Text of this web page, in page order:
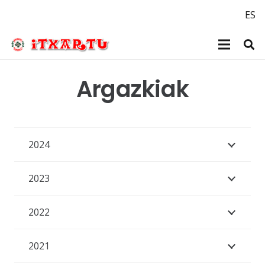
ES
Argazkiak
2024
2023
2022
2021